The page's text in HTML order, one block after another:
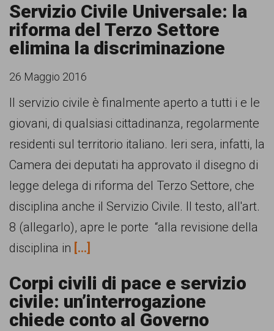
Servizio Civile Universale: la
riforma del Terzo Settore
elimina la discriminazione
26 Maggio 2016
Il servizio civile è finalmente aperto a tutti i e le
giovani, di qualsiasi cittadinanza, regolarmente
residenti sul territorio italiano. Ieri sera, infatti, la
Camera dei deputati ha approvato il disegno di
legge delega di riforma del Terzo Settore, che
disciplina anche il Servizio Civile. Il testo, all'art.
8 (allegarlo), apre le porte “alla revisione della
disciplina in [...]
Corpi civili di pace e servizio
civile: un’interrogazione
chiede conto al Governo